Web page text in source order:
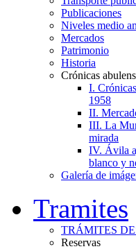
Publicaciones
Niveles medio
Mercados
Patrimonio
Historia
Crónicas
I.
1958
II.
III. La
mirada
IV. Ávila
blanco y
Galería de
Tramites
TRÁMITES
Reservas